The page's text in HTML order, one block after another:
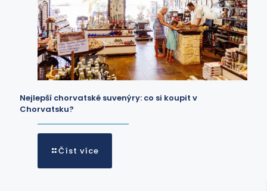
Nejlepší chorvatské suvenýry: co si koupit v
Chorvatsku?
Číst více